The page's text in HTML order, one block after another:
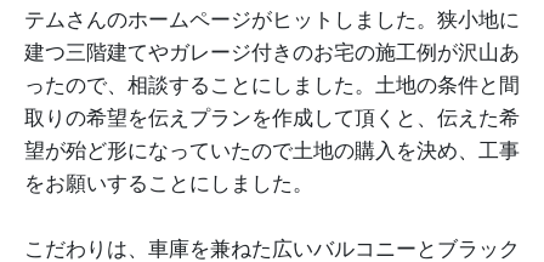
テムさんのホームページがヒットしました。狭小地に
建つ三階建てやガレージ付きのお宅の施工例が沢山あ
ったので、相談することにしました。土地の条件と間
取りの希望を伝えプランを作成して頂くと、伝えた希
望が殆ど形になっていたので土地の購入を決め、工事
をお願いすることにしました。
こだわりは、車庫を兼ねた広いバルコニーとブラック